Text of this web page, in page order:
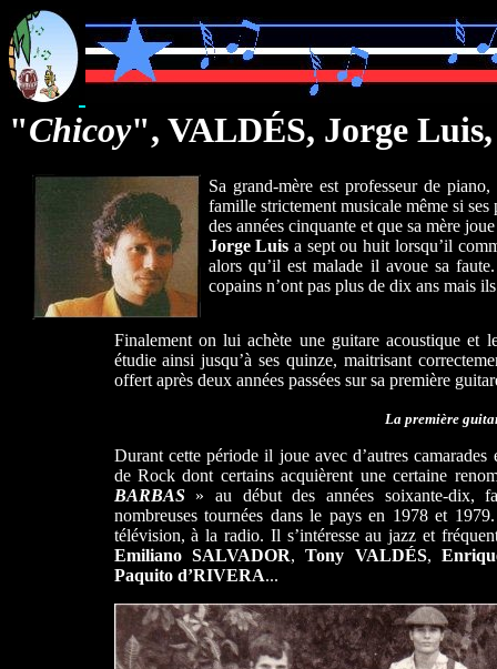
"Chicoy", VALDÉS, Jorge
Sa grand-mère est professeur de
famille strictement musicale même si
des années cinquante et que sa mère
Jorge Luis a sept ou huit lorsqu’il
alors qu’il est malade il avoue sa
copains n’ont pas plus de dix ans mais
Finalement on lui achète une guitare acoustique et
étudie ainsi jusqu’à ses quinze, maitrisant
offert après deux années passées sur sa première
La première
Durant cette période il joue avec d’autres camarades
de Rock dont certains acquièrent une certaine
BARBAS» au début des années soixante-dix,
nombreuses tournées dans le pays en 1978 et
télévision, à la radio. Il s’intéresse au jazz et
Emiliano SALVADOR,Tony VALDÉS,
Paquito d’RIVERA...